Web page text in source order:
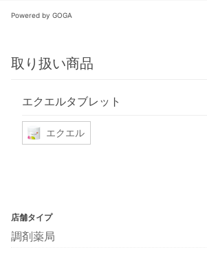
Powered by GOGA
取り扱い商品
エクエルタブレット
エクエル
店舗タイプ
調剤薬局